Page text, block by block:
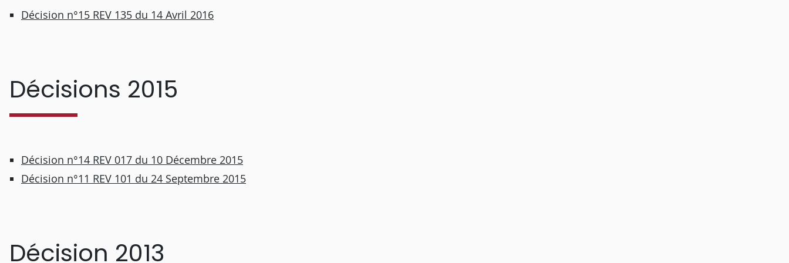
Décision n°15 REV 135 du 14 Avril 2016
Décisions 2015
Décision n°14 REV 017 du 10 Décembre 2015
Décision n°11 REV 101 du 24 Septembre 2015
Décision 2013